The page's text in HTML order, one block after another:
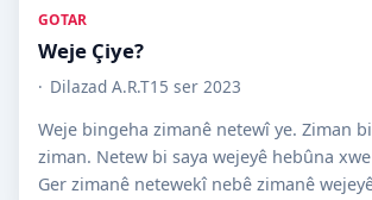
GOTAR
Weje Çiye?
Dilazad A.R.T15 ser 2023
Weje bingeha zimanê netewî ye. Ziman
ziman. Netew bi saya wejeyê hebûna
Ger zimanê netewekî nebê zimanê